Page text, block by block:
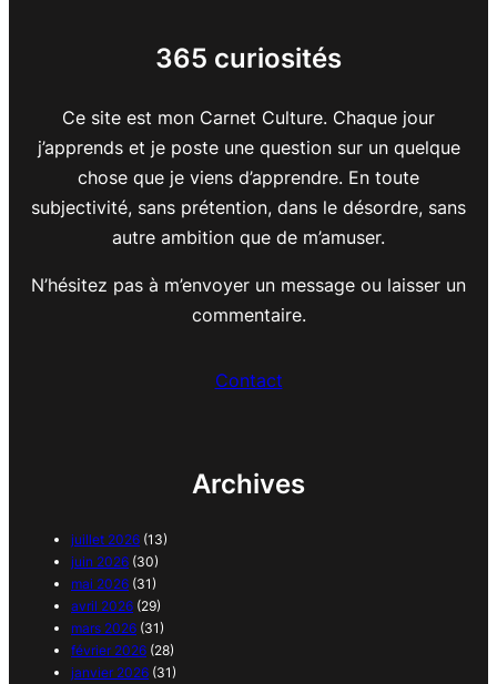
365 curiosités
Ce site est mon Carnet Culture. Chaque jour
j’apprends et je poste une question sur un quelque
chose que je viens d’apprendre. En toute
subjectivité, sans prétention, dans le désordre, sans
autre ambition que de m’amuser.
N’hésitez pas à m’envoyer un message ou laisser un
commentaire.
Contact
Archives
juillet 2026 (13)
juin 2026 (30)
mai 2026 (31)
avril 2026 (29)
mars 2026 (31)
février 2026 (28)
janvier 2026 (31)